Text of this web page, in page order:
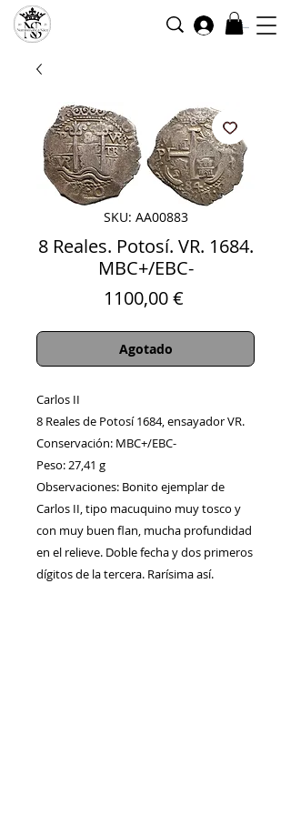
Iniciar sesión
SKU: AA00883
8 Reales. Potosí. VR. 1684.
MBC+/EBC-
1100,00 €Precio
Agotado
Carlos II
8 Reales de Potosí 1684, ensayador VR.
Conservación: MBC+/EBC-
Peso: 27,41 g
Observaciones: Bonito ejemplar de
Carlos II, tipo macuquino muy tosco y
con muy buen flan, mucha profundidad
en el relieve. Doble fecha y dos primeros
dígitos de la tercera. Rarísima así.